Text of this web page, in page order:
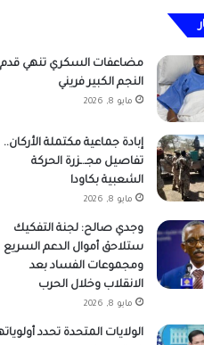
مضاعفات السكري تنهي قدم
النجم الكبير فريني
مايو 8, 2026
إبادة جماعية مكتملة الأركان..
تفاصيل مجـ.ـزرة الحركة
الشعبية بكاودا
مايو 8, 2026
وجدي صالح: لجنة التفكيك
ستلاحق أموال الدعم السريع
ومجموعات الفساد بعد
الانقلاب وخلال الحرب
مايو 8, 2026
الولايات المتحدة تحدد